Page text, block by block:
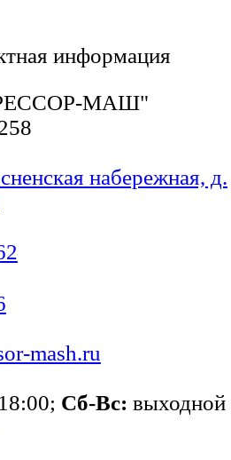
информация
МАШ"
набережная, д.
mash.ru
Сб-Вс: выходной